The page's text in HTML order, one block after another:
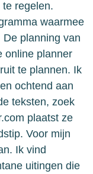
regelen.
waarmee
planning van
online planner
te plannen. Ik
ochtend aan
teksten, zoek
plaatst ze
Voor mijn
Ik vind
uitingen die